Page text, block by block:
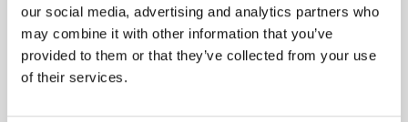
our social media, advertising and analytics partners who
may combine it with other information that you’ve
provided to them or that they’ve collected from your use
of their services.
Det er derfor vigtigt, at du passer godt på marsvinets ryg, når
du håndterer den og gerne altid har den tæt mod jorden, hvis
nu den skulle bestemme sig for at springe.
I det fri, der findes kun en type af marsvin, men efterhånden